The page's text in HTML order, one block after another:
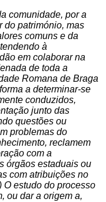
comunidade, por a
do património, mas
comuns e da
à
em colaborar na
de toda a
Romana de Braga
a determinar-se
conduzidos,
junto das
questões ou
problemas do
reclamem
com a
órgãos estaduais ou
com atribuições no
O estudo do processo
ou dar a origem a,